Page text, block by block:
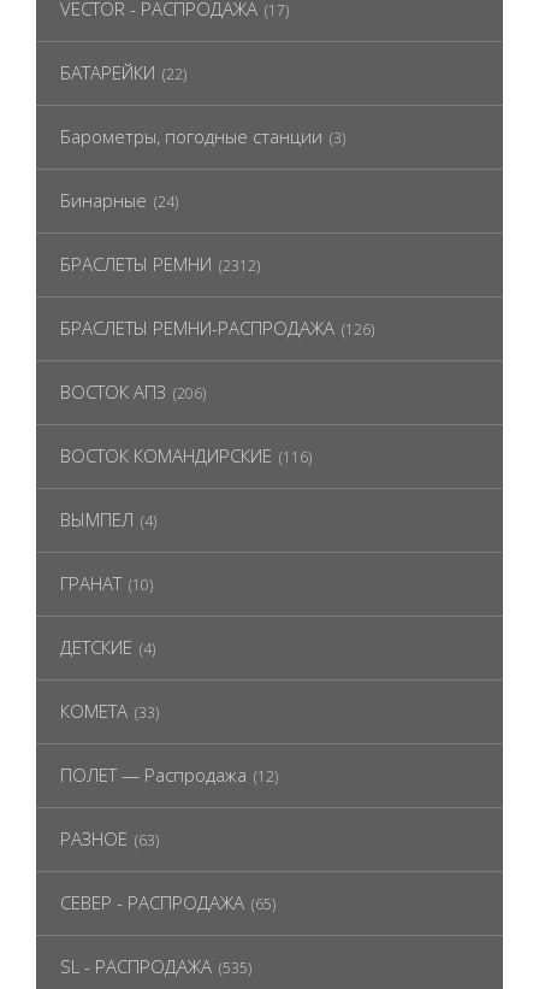
VECTOR - РАСПРОДАЖА (17)
БАТАРЕЙКИ (22)
Барометры, погодные станции (3)
Бинарные (24)
БРАСЛЕТЫ РЕМНИ (2312)
БРАСЛЕТЫ РЕМНИ-РАСПРОДАЖА (126)
ВОСТОК АПЗ (206)
ВОСТОК КОМАНДИРСКИЕ (116)
ВЫМПЕЛ (4)
ГРАНАТ (10)
ДЕТСКИЕ (4)
КОМЕТА (33)
ПОЛЕТ — Распродажа (12)
РАЗНОЕ (63)
СЕВЕР - РАСПРОДАЖА (65)
SL - РАСПРОДАЖА (535)